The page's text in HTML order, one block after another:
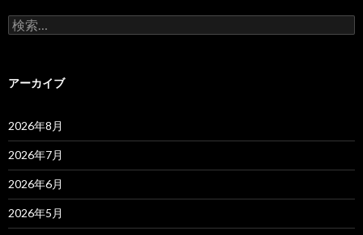
検
索:
アーカイブ
2026年8月
2026年7月
2026年6月
2026年5月